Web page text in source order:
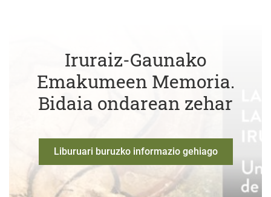
Iruraiz-Gaunako
Emakumeen Memoria.
Bidaia ondarean zehar
Liburuari buruzko informazio gehiago